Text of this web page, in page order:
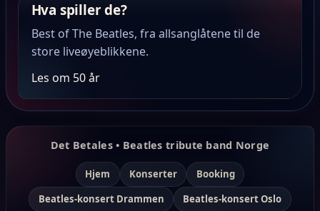
Hva spiller de?
Best of The Beatles, fra allsanglåtene til de
store liveøyeblikkene.
Les om 50 år
Det Betales • Beatles tribute band Norge
Hjem Konserter
Booking
Beatles-konsert Drammen
Beatles-konsert Oslo